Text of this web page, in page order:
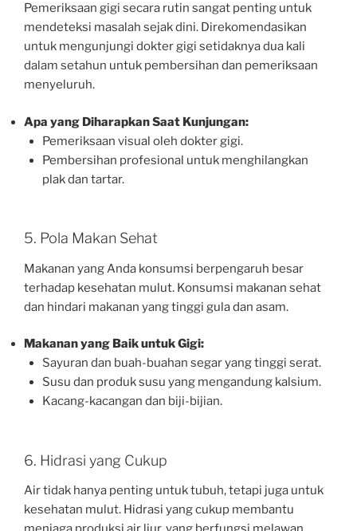
Pemeriksaan gigi secara rutin sangat penting untuk
mendeteksi masalah sejak dini. Direkomendasikan
untuk mengunjungi dokter gigi setidaknya dua kali
dalam setahun untuk pembersihan dan pemeriksaan
menyeluruh.
Apa yang Diharapkan Saat Kunjungan:
Pemeriksaan visual oleh dokter gigi.
Pembersihan profesional untuk menghilangkan
plak dan tartar.
5. Pola Makan Sehat
Makanan yang Anda konsumsi berpengaruh besar
terhadap kesehatan mulut. Konsumsi makanan sehat
dan hindari makanan yang tinggi gula dan asam.
Makanan yang Baik untuk Gigi:
Sayuran dan buah-buahan segar yang tinggi serat.
Susu dan produk susu yang mengandung kalsium.
Kacang-kacangan dan biji-bijian.
6. Hidrasi yang Cukup
Air tidak hanya penting untuk tubuh, tetapi juga untuk
kesehatan mulut. Hidrasi yang cukup membantu